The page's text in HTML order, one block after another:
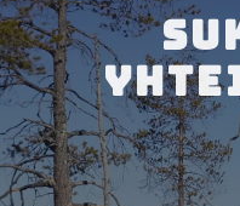
Kasvua